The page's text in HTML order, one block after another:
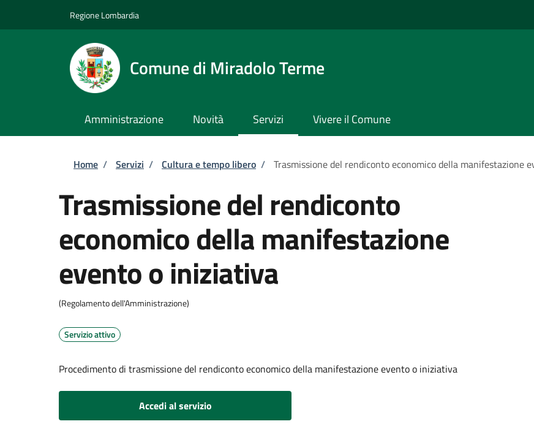
Regione Lombardia
Comune di Miradolo Terme
Amministrazione Novità Servizi Vivere il Comune
Briciole di pane
Home / Servizi / Cultura e tempo libero / Trasmissione del rendiconto economico della manifestazione
Trasmissione del rendiconto
economico della manifestazione
evento o iniziativa
(Regolamento dell'Amministrazione)
Servizio attivo
Procedimento di trasmissione del rendiconto economico della manifestazione evento o iniziativa
Accedi al servizio